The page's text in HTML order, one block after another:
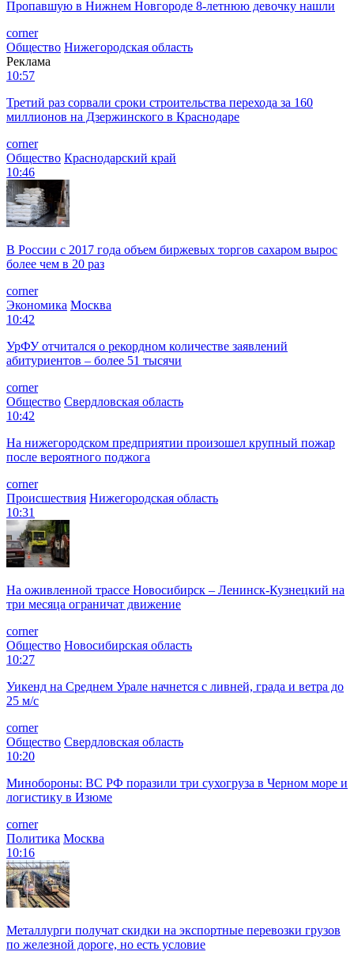
Пропавшую в Нижнем Новгороде 8-летнюю девочку нашли
corner
Общество Нижегородская область
Реклама
10:57
Третий раз сорвали сроки строительства перехода за 160
миллионов на Дзержинского в Краснодаре
corner
Общество Краснодарский край
10:46
В России с 2017 года объем биржевых торгов сахаром вырос
более чем в 20 раз
corner
Экономика Москва
10:42
УрФУ отчитался о рекордном количестве заявлений
абитуриентов – более 51 тысячи
corner
Общество Свердловская область
10:42
На нижегородском предприятии произошел крупный пожар
после вероятного поджога
corner
Происшествия Нижегородская область
10:31
На оживленной трассе Новосибирск – Ленинск-Кузнецкий на
три месяца ограничат движение
corner
Общество Новосибирская область
10:27
Уикенд на Среднем Урале начнется с ливней, града и ветра до
25 м/с
corner
Общество Свердловская область
10:20
Минобороны: ВС РФ поразили три сухогруза в Черном море и
логистику в Изюме
corner
Политика Москва
10:16
Металлурги получат скидки на экспортные перевозки грузов
по железной дороге, но есть условие